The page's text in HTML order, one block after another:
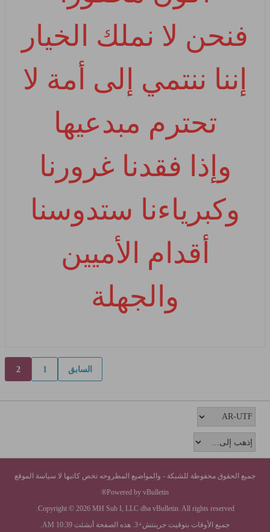
فنحن لا نملك الخيار
إننا ننتمي إلى أمة لا
تحترم مبدعيها
وإذا فقدنا غرورنا
وكبرياءنا ستدوسنا
أقدام الأميين
والجهلة
السابق 1
2
جميع الحقوق محفوظة للشبكة - والمواضيع المطروحه تخص كاتبها لا سياسة الموقع
Powered by vBulletin®
Copyright © 2026 MH Sub I, LLC dba vBulletin. All rights reserved.
جميع الأوقات بتوقيت جرينتش+3. هذه الصفحة أنشئت 10:39 AM.